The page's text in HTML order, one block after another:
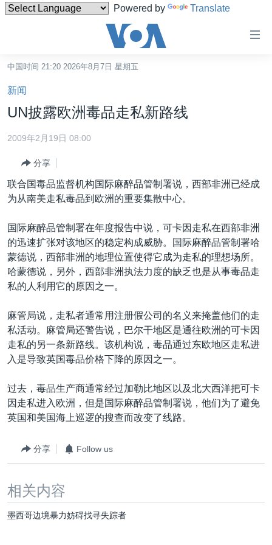
Powered by Translate
碍
链
转
容
到
航
转
检
索
港澳
国际
印太
中东
欧洲
美洲
全球议题
经济·金融·贸易
人权·法律·宗教
科教·文娱·体健
劳工
环境
美中关系
热点专题
白宫要闻
美中关系
美国建国250周年
埃博拉疫情
美国之音专访
重要讲话与声明
南中国海争端
关注新疆
GEN Z 看美国
VOA视频
中文广播
关注我们
中国时间 21:20 2026年8月7日 星期五
新闻
UN披露欧洲毒品走私新路线
2009年2月19日 08:00
分享
联合国毒品监督机构国际麻醉品管制署说，西部非洲已经成
为从南美走私毒品到欧洲的重要集散中心。
国际麻醉品管制署在年度报告中说，可卡因走私在西部非洲
的迅速扩张对该地区的稳定构成威胁。国际麻醉品管制署哈
蒙德说，西部非洲的地理位置使得它成为走私的理想场所。
哈蒙德说，另外，西部非洲执法力度的缺乏也是从事毒品走
私的人利用它的原因之一。
麻管局说，走私者通常用注册假公司的名义来掩盖他们的走
私活动。麻管局还警告说，巴尔干地区是通往欧洲的可卡因
走私的另一条新路线。该机构说，毒品通过东欧地区走私进
入是导致英国毒品价格下降的原因之一。
过去，毒品生产商通常经过加勒比地区以及北大西洋把可卡
因走私进入欧洲，但是国际麻醉品管制署说，他们为了避免
英国和美国海上巡逻的搜查而改变了线路。
分享 Follow us
相关内容
墨西哥边境暴力妨碍找寻失踪者